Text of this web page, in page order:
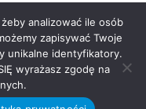
w Szczecinie
analizować ile osób
zapisywać Twoje
unikalne identyfikatory.
wyrażasz zgodę na